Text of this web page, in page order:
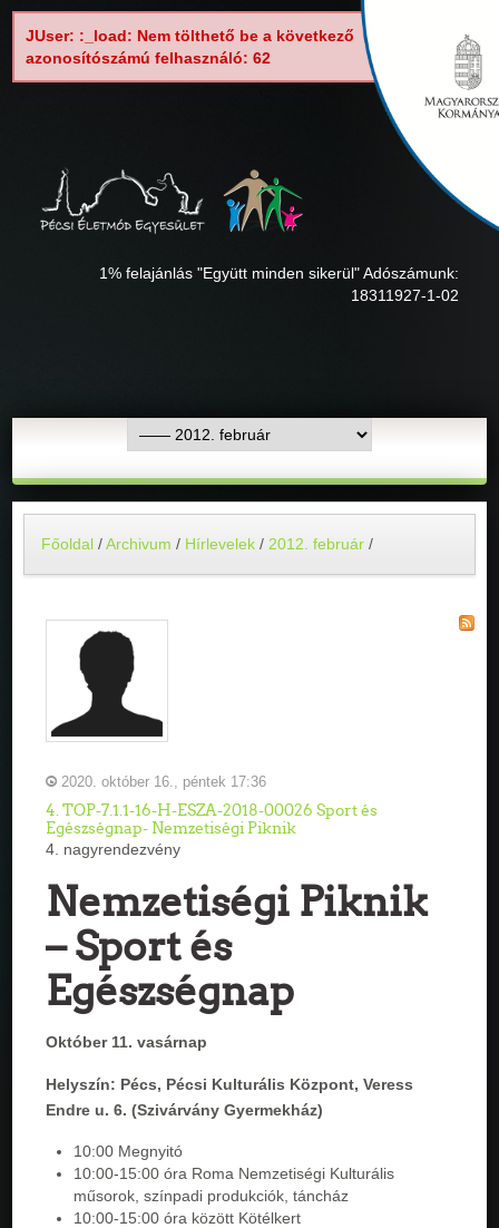
JUser: :_load: Nem tölthető be a következő
azonosítószámú felhasználó: 62
1% felajánlás "Együtt minden sikerül" Adószámunk:
18311927-1-02
Főoldal /Archivum / Hírlevelek / 2012. február /
2020. október 16., péntek 17:36
4. TOP-7.1.1-16-H-ESZA-2018-00026 Sport és
Egészségnap- Nemzetiségi Piknik
4. nagyrendezvény
Nemzetiségi Piknik
– Sport és
Egészségnap
Október 11. vasárnap
Helyszín: Pécs, Pécsi Kulturális Központ, Veress
Endre u. 6. (Szivárvány Gyermekház)
10:00 Megnyitó
10:00-15:00 óra Roma Nemzetiségi Kulturális
műsorok, színpadi produkciók, táncház
10:00-15:00 óra között Kötélkert